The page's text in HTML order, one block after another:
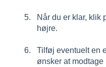
Når du er klar, klik
højre.
Tilføj eventuelt en
ønsker at modtage